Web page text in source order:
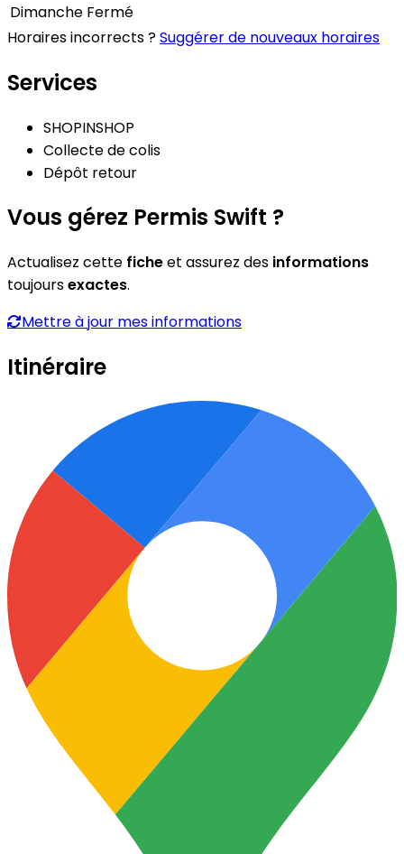
Dimanche Fermé
Horaires incorrects ?Suggérer de nouveaux horaires
Services
SHOPINSHOP
Collecte de colis
Dépôt retour
Vous gérez Permis Swift ?
Actualisez cette ficheet assurez des informations
toujoursexactes.
Mettre à jour mes informations
Itinéraire